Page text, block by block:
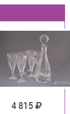
4 815